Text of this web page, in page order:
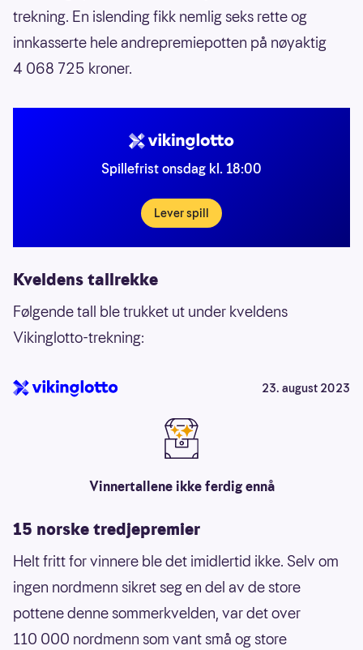
trekning. En islending fikk nemlig seks rette og
innkasserte hele andrepremiepotten på nøyaktig
4 068 725 kroner.
Spillefrist onsdag kl. 18:00
Lever spill
Kveldens tallrekke
Følgende tall ble trukket ut under kveldens
Vikinglotto-trekning:
23. august 2023
Vinnertallene ikke ferdig ennå
15 norske tredjepremier
Helt fritt for vinnere ble det imidlertid ikke. Selv om
ingen nordmenn sikret seg en del av de store
pottene denne sommerkvelden, var det over
110 000 nordmenn som vant små og store